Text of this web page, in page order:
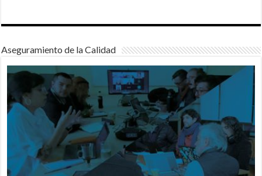
Aseguramiento de la Calidad